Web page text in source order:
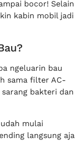
bocor! Selain
kabin mobil jadi
ngeluarin bau
sama filter AC-
bakteri dan
mulai
langsung aja